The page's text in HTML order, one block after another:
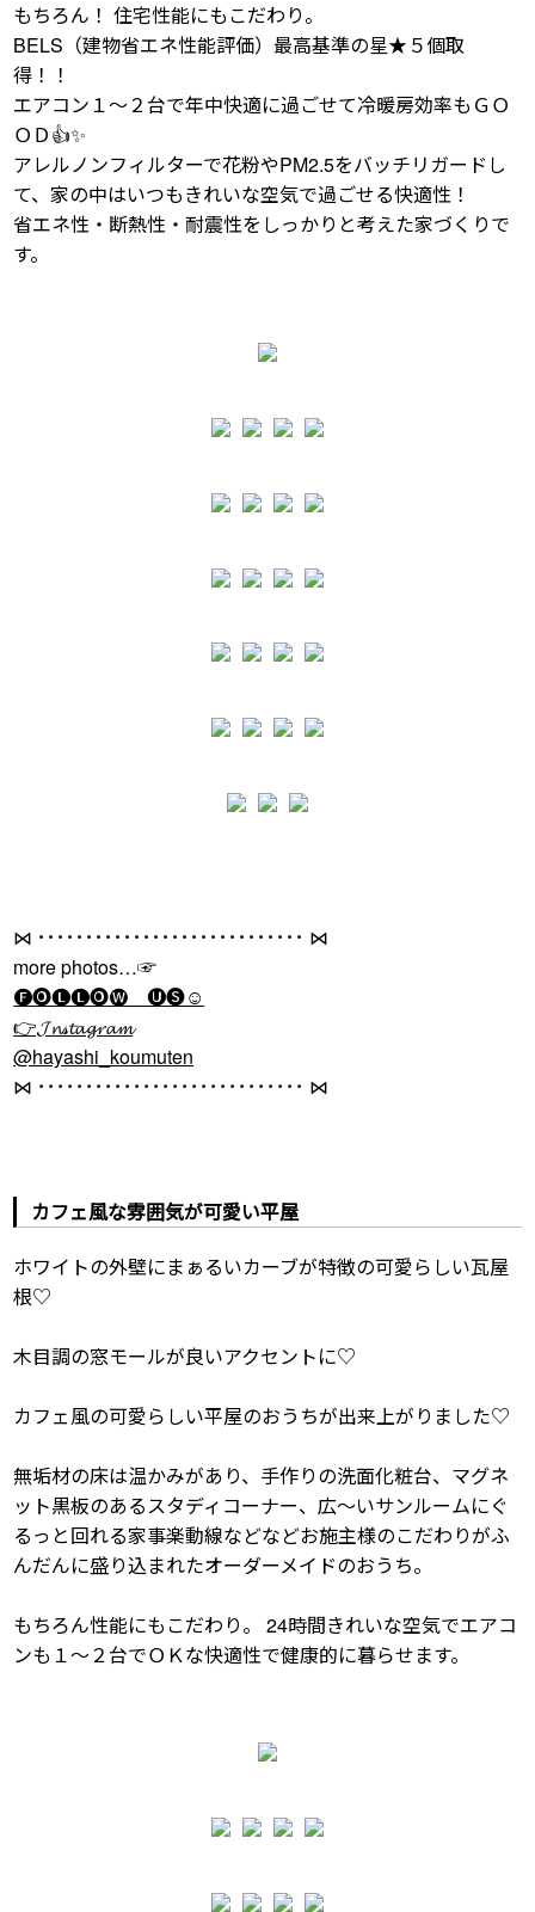
もちろん！ 住宅性能にもこだわり。
BELS（建物省エネ性能評価）最高基準の星★５個取
得！！
エアコン１～２台で年中快適に過ごせて冷暖房効率もＧＯ
ＯＤ👍✨
アレルノンフィルターで花粉やPM2.5をバッチリガードし
て、家の中はいつもきれいな空気で過ごせる快適性！
省エネ性・断熱性・耐震性をしっかりと考えた家づくりで
す。
⋈ ････････････････････････････ ⋈
more photos…☞
🅕🅞🅛🅛🅞🅦 🅤🅢☺
👉𝓙𝓷𝓈𝓽𝓪𝓰𝓻𝓪𝓶
@hayashi_koumuten
⋈ ････････････････････････････ ⋈
カフェ風な雰囲気が可愛い平屋
ホワイトの外壁にまぁるいカーブが特徴の可愛らしい瓦屋
根♡
木目調の窓モールが良いアクセントに♡
カフェ風の可愛らしい平屋のおうちが出来上がりました♡
無垢材の床は温かみがあり、手作りの洗面化粧台、マグネ
ット黒板のあるスタディコーナー、広～いサンルームにぐ
るっと回れる家事楽動線などなどお施主様のこだわりがふ
んだんに盛り込まれたオーダーメイドのおうち。
もちろん性能にもこだわり。 24時間きれいな空気でエアコ
ンも１～２台でＯＫな快適性で健康的に暮らせます。